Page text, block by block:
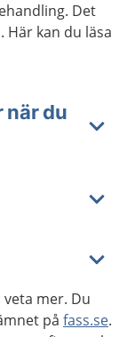
Det
Här kan du läsa
när du
mer. Du
på fass.se.